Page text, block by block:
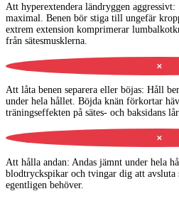
Att hyperextendera ländryggen aggressivt:
maximal. Benen bör stiga till ungefär
extrem extension komprimerar
från sätesmusklerna.
✕
Att låta benen separera eller böjas: Håll
under hela hållet. Böjda knän förkortar
träningseffekten på sätes- och baksidans
✕
Att hålla andan: Andas jämnt under hela
blodtryckspikar och tvingar dig att avsluta
egentligen behöver.